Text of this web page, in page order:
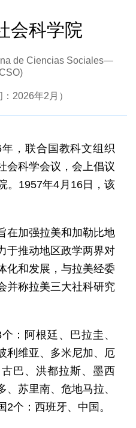
会科学院
de Ciencias Sociales—
2026年2月）
年，联合国教科文组织
会科学会议，会上倡议
。1957年4月16日，该
在加强拉美和加勒比地
于推动地区政学两界对
化和发展，与拉美经委
并称拉美三大社科研究
：阿根廷、巴拉圭、
利维亚、多米尼加、厄
巴、洪都拉斯、墨西
苏里南、危地马拉、
个：西班牙、中国。